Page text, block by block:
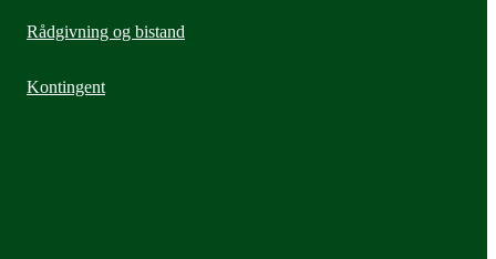
Rådgivning og bistand
Kontingent